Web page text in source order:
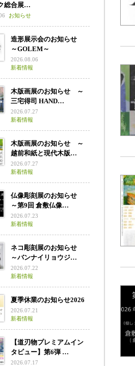
総合展…
お知らせ
造形展示会のお知らせ
～GOLEM～
2026.08.06
新着情報
木版画展のお知らせ ～
三宅得司 HAND…
2026.07.27
新着情報
木版画展のお知らせ ～
越前和紙と現代木版…
2026.07.27
新着情報
仏像彫刻展のお知らせ
～第9回 倉敷仏像…
2026.07.23
新着情報
ネコ彫刻展のお知らせ
～バンナイリョウジ…
2026.07.22
新着情報
夏季休業のお知らせ2026
2026.07.21
新着情報
【道刃物プレミアムイン
タビュー】第6弾 …
2026.07.17